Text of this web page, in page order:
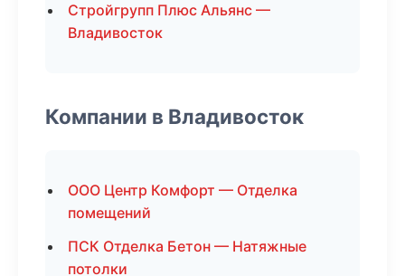
Стройгрупп Плюс Альянс —
Владивосток
Компании в Владивосток
ООО Центр Комфорт — Отделка
помещений
ПСК Отделка Бетон — Натяжные
потолки